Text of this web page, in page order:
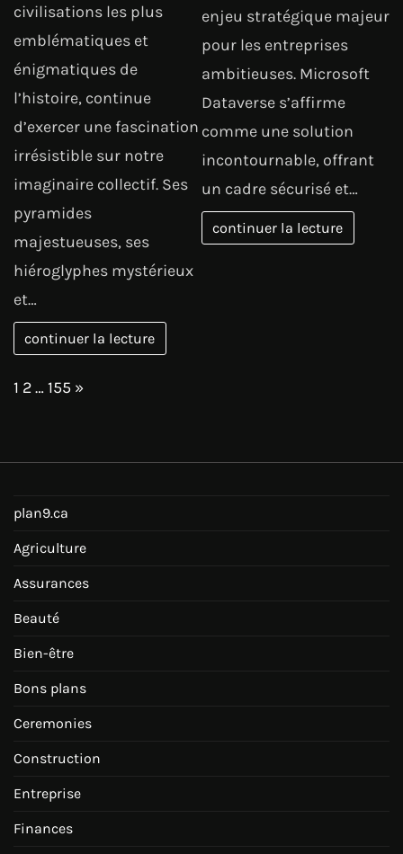
civilisations les plus
emblématiques et
énigmatiques de
l’histoire, continue
d’exercer une fascination
irrésistible sur notre
imaginaire collectif. Ses
pyramides
majestueuses, ses
hiéroglyphes mystérieux
et…
continuer la lecture
enjeu stratégique majeur
pour les entreprises
ambitieuses. Microsoft
Dataverse s’affirme
comme une solution
incontournable, offrant
un cadre sécurisé et…
continuer la lecture
Page:
1 2…155 Next
»
plan9.ca
Agriculture
Assurances
Beauté
Bien-être
Bons plans
Ceremonies
Construction
Entreprise
Finances